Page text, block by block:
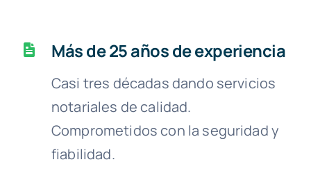
Más de 25 años de experiencia
Casi tres décadas dando servicios
notariales de calidad.
Comprometidos con la seguridad y
fiabilidad.